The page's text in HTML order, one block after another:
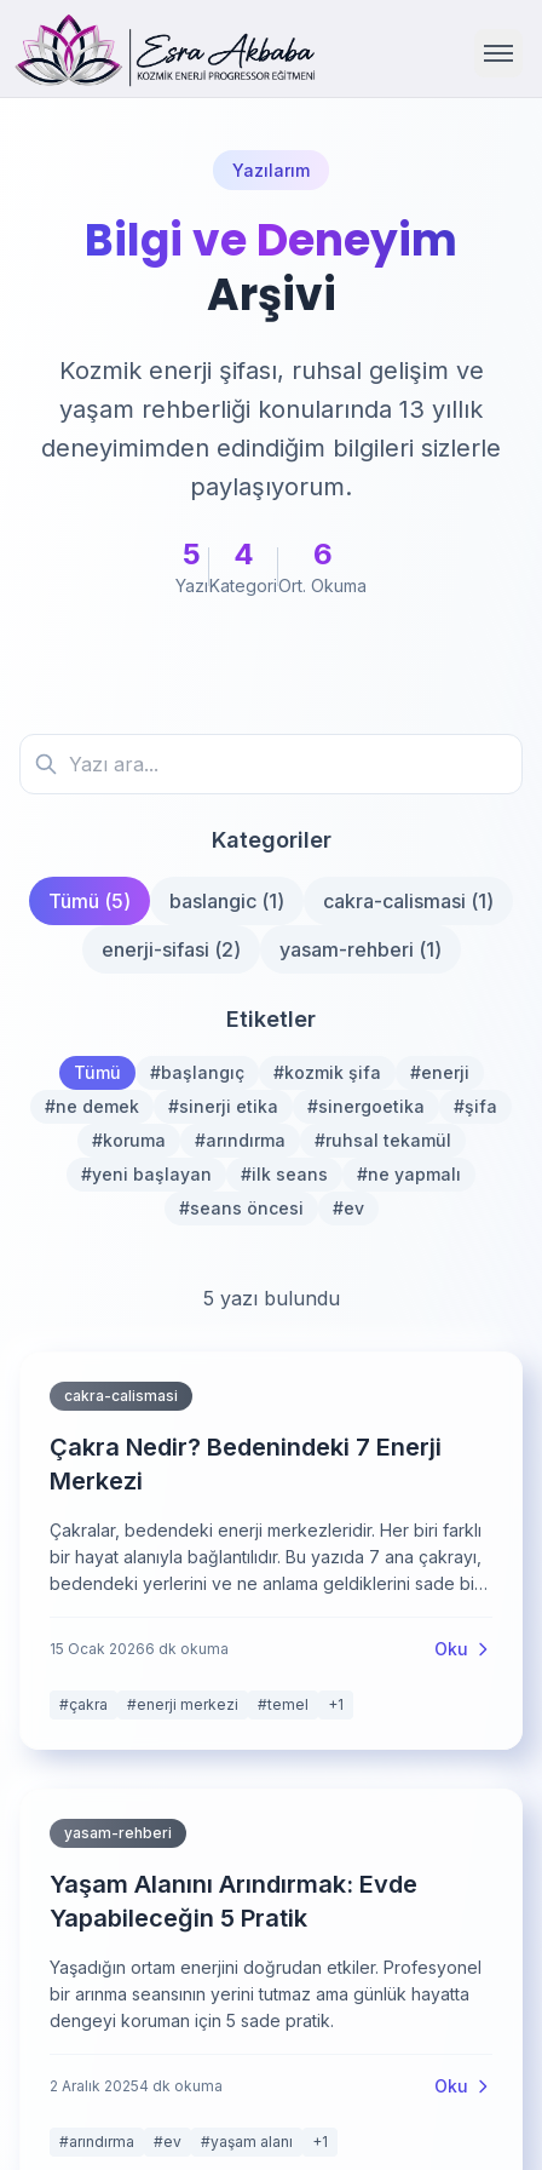
İletişim
Yazılarım
Bilgi ve Deneyim
Arşivi
Kozmik enerji şifası, ruhsal gelişim ve
yaşam rehberliği konularında 13 yıllık
deneyimimden edindiğim bilgileri sizlerle
paylaşıyorum.
5
Yazı
4
Kategori
6
Ort. Okuma
Kategoriler
Tümü (5) baslangic (1) cakra-calismasi (1)
enerji-sifasi (2) yasam-rehberi (1)
Etiketler
Tümü #başlangıç #kozmik şifa #enerji
#ne demek #sinerji etika #sinergoetika #şifa
#koruma #arındırma #ruhsal tekamül
#yeni başlayan #ilk seans #ne yapmalı
#seans öncesi #ev
5 yazı bulundu
cakra-calismasi
Çakra Nedir? Bedenindeki 7 Enerji
Merkezi
Çakralar, bedendeki enerji merkezleridir. Her biri farklı
bir hayat alanıyla bağlantılıdır. Bu yazıda 7 ana çakrayı,
bedendeki yerlerini ve ne anlama geldiklerini sade bir
15 Ocak 20266 dk okuma Oku
#çakra #enerji merkezi #temel +1
yasam-rehberi
Yaşam Alanını Arındırmak: Evde
Yapabileceğin 5 Pratik
Yaşadığın ortam enerjini doğrudan etkiler. Profesyonel
bir arınma seansının yerini tutmaz ama günlük hayatta
dengeyi koruman için 5 sade pratik.
2 Aralık 20254 dk okuma Oku
#arındırma #ev #yaşam alanı +1